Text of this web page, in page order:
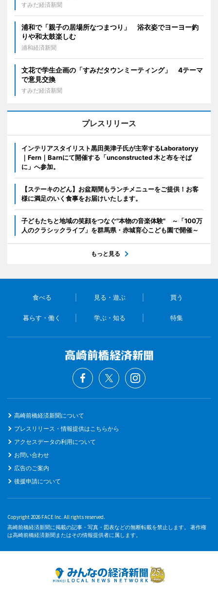
すみだ経済新聞
浦和で「親子の居場所なつまつり」 浴衣姿でヨーヨー釣
りや和太鼓楽しむ
浦和経済新聞
文花で学生企画の「すみだタウンミーティング」 4テーマ
で意見交換
すみだ経済新聞
プレスリリース
インテリアスタイリスト黒田美津子氏が主宰するLaboratoryy
｜Fern｜Barnにて開催する「unconstructed 木と布をそば
に」へ参加。
【ステーキのどん】お盆期間もランチメニューをご提供！お客
様に満足のいく食事をお届けいたします。
子どもたちと地域の笑顔をつなぐ"本物の音楽体験" ～「100万
人のクラシックライブ」を群馬県・赤城育心こども園で開催～
もっと見る
食べる 見る・遊ぶ 買う
暮らす・働く 学ぶ・知る 特集
高崎前橋経済新聞について
プレスリリース・情報提供はこちらから
アクセスデータの利用について
お問い合わせ
広告のご案内
後援申請について
Copyright 2026 FACE Inc. All rights reserved.
高崎前橋経済新聞に掲載の記事・写真・図表などの無断転載を禁止します。 著作権
は高崎前橋経済新聞またはその情報提供者に属します。